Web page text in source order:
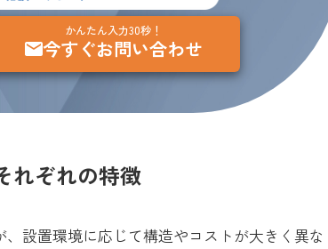
かんたん入力30秒！
今すぐお問い合わせ
れぞれの特徴
設置環境に応じて構造やコストが大きく異な